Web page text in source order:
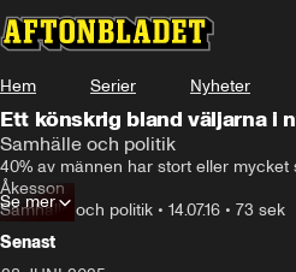
Hem Serier Nyheter
Ett könskrig bland väljarna i
Samhälle och politik
40% av männen har stort eller
Åkesson
Samhälle och politik • 14.07.16 • 73 sek
Se mer
Senast